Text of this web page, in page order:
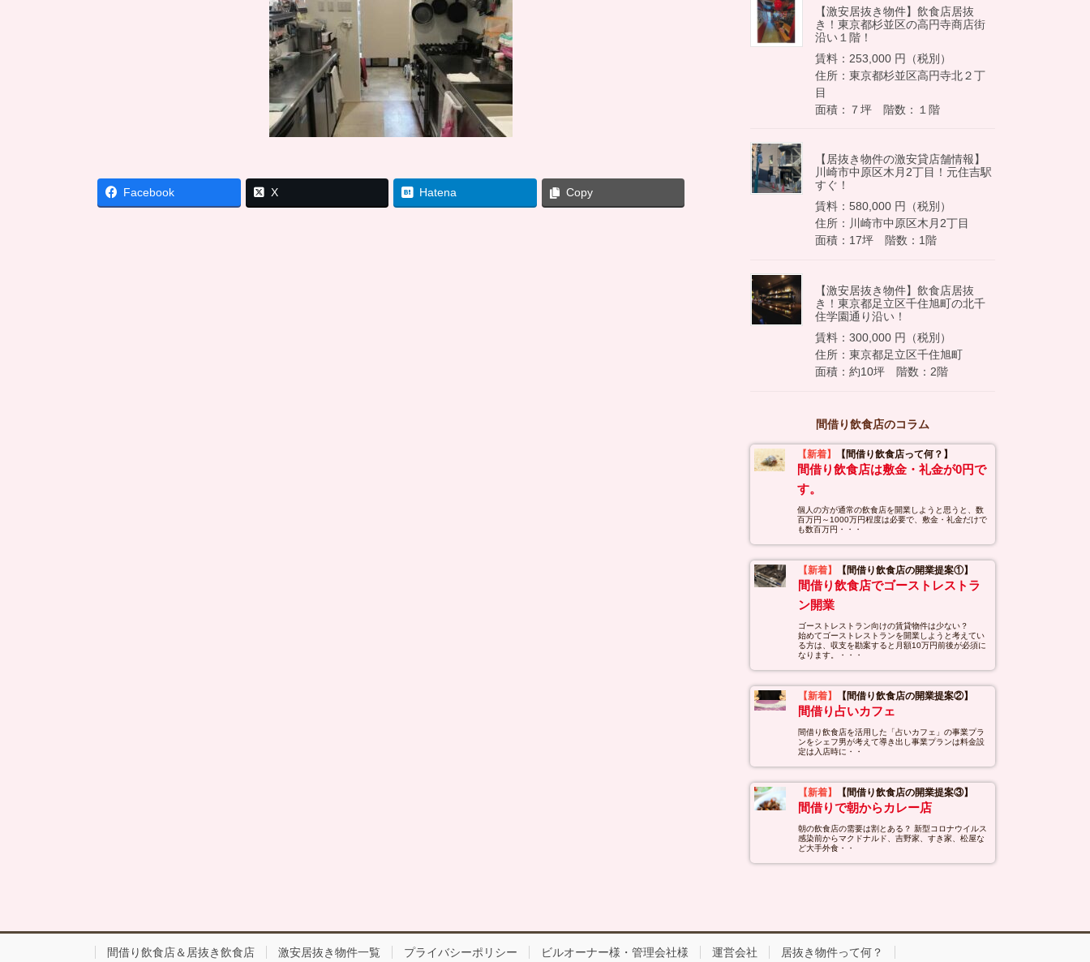
Facebook X Hatena Copy
【激安居抜き物件】飲食店居抜
き！東京都杉並区の高円寺商店街
沿い１階！
賃料：253,000 円（税別）
住所：東京都杉並区高円寺北２丁
目
面積：７坪 階数：１階
【居抜き物件の激安貸店舗情報】
川崎市中原区木月2丁目！元住吉駅
すぐ！
賃料：580,000 円（税別）
住所：川崎市中原区木月2丁目
面積：17坪 階数：1階
【激安居抜き物件】飲食店居抜
き！東京都足立区千住旭町の北千
住学園通り沿い！
賃料：300,000 円（税別）
住所：東京都足立区千住旭町
面積：約10坪 階数：2階
間借り飲食店のコラム
【新着】 【間借り飲食店って何？】
間借り飲食店は敷金・礼金が0円で
す。
個人の方が通常の飲食店を開業しようと思うと、数
百万円～1000万円程度は必要で、敷金・礼金だけで
も数百万円・・・
【新着】 【間借り飲食店の開業提案①】
間借り飲食店でゴーストレストラ
ン開業
ゴーストレストラン向けの賃貸物件は少ない？
始めてゴーストレストランを開業しようと考えてい
る方は、収支を勘案すると月額10万円前後が必須に
なります。・・・
【新着】 【間借り飲食店の開業提案②】
間借り占いカフェ
間借り飲食店を活用した「占いカフェ」の事業プラ
ンをシェフ男が考えて導き出し事業プランは料金設
定は入店時に・・
【新着】 【間借り飲食店の開業提案③】
間借りで朝からカレー店
朝の飲食店の需要は割とある？ 新型コロナウイルス
感染前からマクドナルド、吉野家、すき家、松屋な
ど大手外食・・
間借り飲食店＆居抜き飲食店 激安居抜き物件一覧 プライバシーポリシー ビルオーナー様・管理会社様 運営会社 居抜き物件って何？